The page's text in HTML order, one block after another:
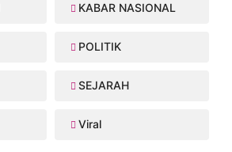
KABAR NASIONAL
POLITIK
SEJARAH
Viral